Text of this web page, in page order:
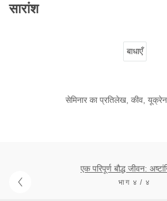
सारांश
बाधाएँ
सेमिनार का प्रतिलेख, कीव,
एक परिपूर्ण बौद्ध जीवन:
भाग ४ / ४